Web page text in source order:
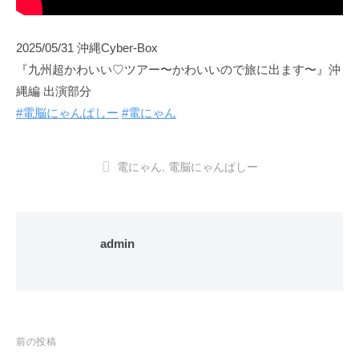
2025/05/31 沖縄Cyber-Box
『九州超かわいい♡ツアー〜かわいいので旅に出ます〜』沖
縄編 出演部分
#電脳にゃんぱしー #電にゃん
電にゃん, 電脳にゃんぱしー
admin
投
前の投稿